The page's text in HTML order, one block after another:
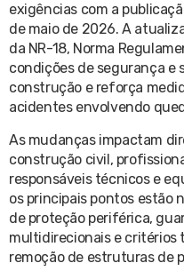
exigências com a
de maio de 2026. A
da NR-18, Norma
condições de segurança e
construção e reforça
acidentes envolvendo
As mudanças impactam
construção civil,
responsáveis técnicos e
os principais pontos estão
de proteção periférica,
multidirecionais e critérios
remoção de estruturas de